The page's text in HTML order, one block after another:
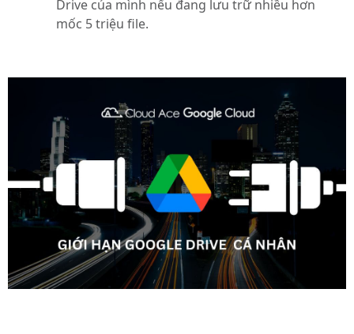
Drive của mình nếu đang lưu trữ nhiều hơn
mốc 5 triệu file.